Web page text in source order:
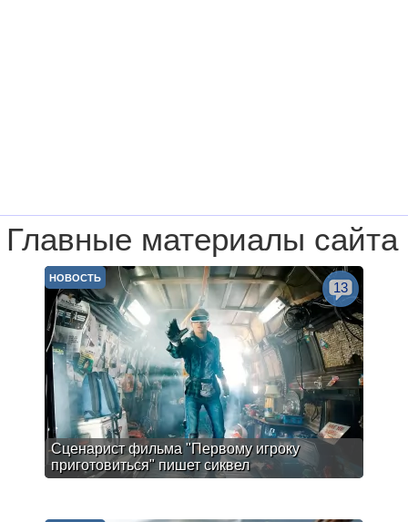
Главные материалы сайта
Сценарист фильма "Первому игроку
приготовиться" пишет сиквел
НОВОСТЬ
13